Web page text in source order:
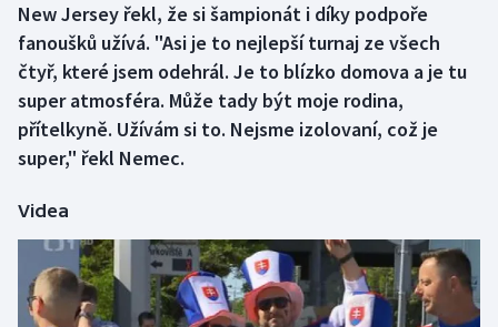
Dostihy
Florbal
Futsal
Gymnastika
Házená
New Jersey řekl, že si šampionát i díky podpoře
fanoušků užívá. "Asi je to nejlepší turnaj ze všech
čtyř, které jsem odehrál. Je to blízko domova a je tu
super atmosféra. Může tady být moje rodina,
přítelkyně. Užívám si to. Nejsme izolovaní, což je
super," řekl Nemec.
Videa